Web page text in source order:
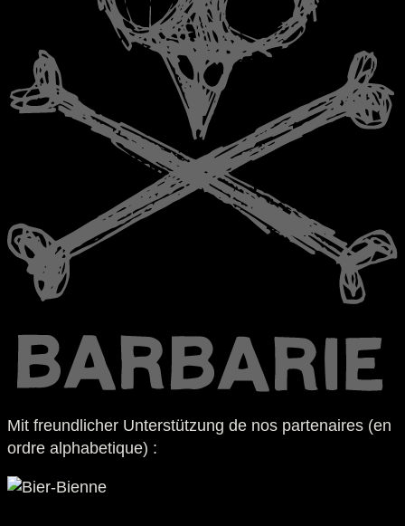
Mit freundlicher Unterstützung de nos partenaires (en
ordre alphabetique) :